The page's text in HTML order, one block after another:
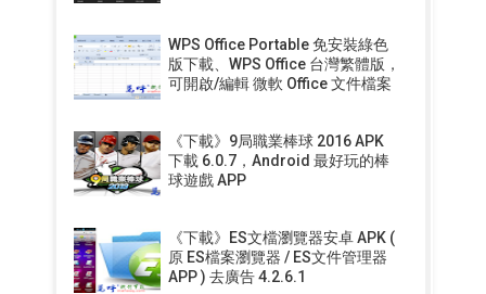
WPS Office Portable 免安裝綠色
版下載、WPS Office 台灣繁體版，
可開啟/編輯 微軟 Office 文件檔案
《下載》9局職業棒球 2016 APK
下載 6.0.7，Android 最好玩的棒
球遊戲 APP
《下載》ES文檔瀏覽器安卓 APK (
原 ES檔案瀏覽器 / ES文件管理器
APP ) 去廣告 4.2.6.1